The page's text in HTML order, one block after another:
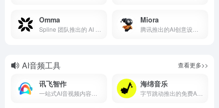
Omma
Spline 团队推出的 AI 创意画布平台
Miora
腾讯推出的AI创意设计协作平台
AI音频工具 查看更多>>
讯飞智作
一站式AI音视频内容创作平台
海绵音乐
字节跳动推出的免费AI音乐创作平台